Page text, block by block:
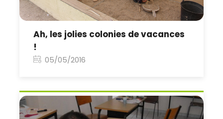
Ah, les jolies colonies de vacances
!
05/05/2016